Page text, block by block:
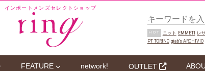
インポートメンズセレクトショップ
HOT ニット EMMETI レ
PT TORINO giab‘s ARCHIVIO
FEATURE network! OUTLET